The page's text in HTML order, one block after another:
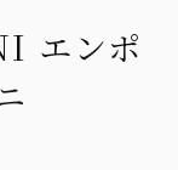
エンポ